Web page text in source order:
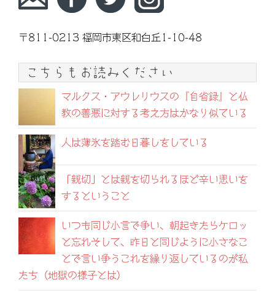
〒811-0213 福岡市東区和白丘1-10-48
こちらもお読みください
マルクス・アウレリウスの『自省録』と仏
教の善悪に対する考え方はかなり似ている
人は薄氷を踏む日暮しをしている
「親切」とは親を切られるほど辛い思いを
するということ
いつも同じ小言で争い、朝起きたらケロッ
と忘れそして、昨日と同じように小さなこ
とで言い争うこれを繰り返しているのが私
たち（地獄の様子とは）